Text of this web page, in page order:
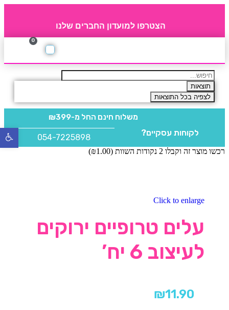
הצטרפו למועדון החברים שלנו
0
תוצאות
לצפיה בכל התוצאות
משלוח חינם החל מ-₪399
לקוחות עסקיים? 054-7225898
רכשו מוצר זה וקבלו 2 נקודות השוות ( ₪1.00
)
Click to enlarge
עלים טרופיים ירוקים
לעיצוב 6 יח’
₪11.90
פתח